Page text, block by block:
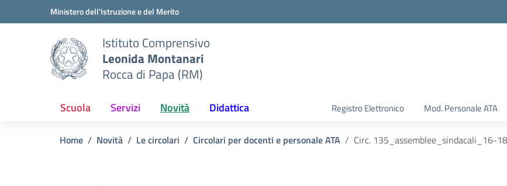
Vai ai contenuti
Vai al menu di navigazioneMinistero dell'Istruzione e del Merito
Istituto Comprensivo
Leonida Montanari
Rocca di Papa (RM)
Scuola Servizi Novità Didattica Registro Elettronico Mod. Personale ATA
Home Novità Le circolari Circolari per docenti e personale ATA Circ. 135_assemblee_sindacali_16-